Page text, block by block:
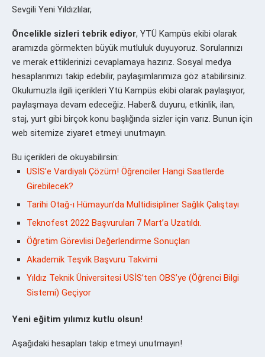
Sevgili Yeni Yıldızlılar,
Öncelikle sizleri tebrik ediyor, YTÜ Kampüs ekibi olarak
aramızda görmekten büyük mutluluk duyuyoruz. Sorularınızı
ve merak ettiklerinizi cevaplamaya hazırız. Sosyal medya
hesaplarımızı takip edebilir, paylaşımlarımıza göz atabilirsiniz.
Okulumuzla ilgili içerikleri Ytü Kampüs ekibi olarak paylaşıyor,
paylaşmaya devam edeceğiz. Haber& duyuru, etkinlik, ilan,
staj, yurt gibi birçok konu başlığında sizler için varız. Bunun için
web sitemize ziyaret etmeyi unutmayın.
Bu içerikleri de okuyabilirsin:
USİS’e Vardiyalı Çözüm! Öğrenciler Hangi Saatlerde
Girebilecek?
Tarihi Otağ-ı Hümayun’da Multidisipliner Sağlık Çalıştayı
Teknofest 2022 Başvuruları 7 Mart’a Uzatıldı.
Öğretim Görevlisi Değerlendirme Sonuçları
Akademik Teşvik Başvuru Takvimi
Yıldız Teknik Üniversitesi USİS’ten OBS’ye (Öğrenci Bilgi
Sistemi) Geçiyor
Yeni eğitim yılımız kutlu olsun!
Aşağıdaki hesapları takip etmeyi unutmayın!